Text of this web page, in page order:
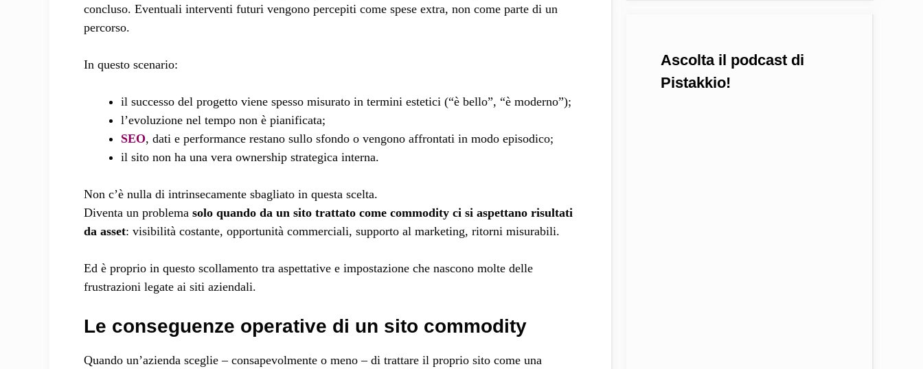
concluso. Eventuali interventi futuri vengono percepiti come spese extra, non come parte di un
percorso.
In questo scenario:
il successo del progetto viene spesso misurato in termini estetici (“è bello”, “è moderno”);
l’evoluzione nel tempo non è pianificata;
SEO, dati e performance restano sullo sfondo o vengono affrontati in modo episodico;
il sito non ha una vera ownership strategica interna.
Non c’è nulla di intrinsecamente sbagliato in questa scelta.
Diventa un problema solo quando da un sito trattato come commodity ci si aspettano risultati
da asset: visibilità costante, opportunità commerciali, supporto al marketing, ritorni misurabili.
Ed è proprio in questo scollamento tra aspettative e impostazione che nascono molte delle
frustrazioni legate ai siti aziendali.
Le conseguenze operative di un sito commodity
Quando un’azienda sceglie – consapevolmente o meno – di trattare il proprio sito come una
Ascolta il podcast di
Pistakkio!